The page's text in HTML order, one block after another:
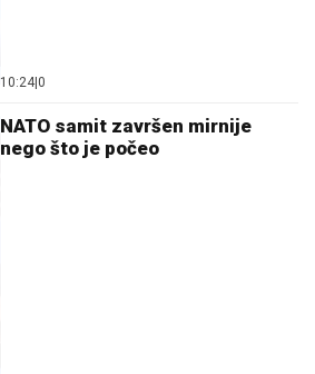
10:24 0
NATO samit završen mirnije
nego što je počeo